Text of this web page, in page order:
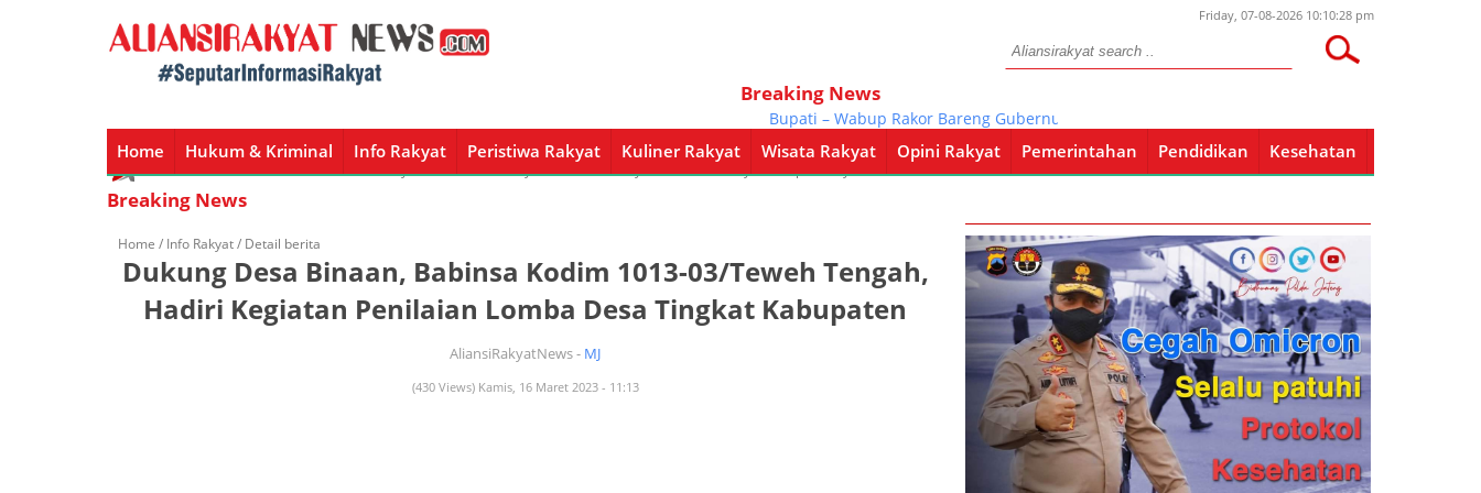
Friday, 07-08-2026 10:10:28 pm
Breaking News
Bupati – Wabup Rakor Bareng Gubernur Bahas Penanganan Covid-19
Home Hukum & Kriminal Info Rakyat Peristiwa Rakyat Kuliner Rakyat Wisata Rakyat Opini Rakyat Pemerintahan Pendidikan Kesehatan
Home Hukum & Kriminal Info Rakyat Peristiwa Rakyat Kuliner Rakyat Wisata Rakyat Opini Rakyat Pemerintahan Pendidikan Kesehatan
Breaking News
Home / Info Rakyat/ Detail berita
Dukung Desa Binaan, Babinsa Kodim 1013-03/Teweh Tengah,
Hadiri Kegiatan Penilaian Lomba Desa Tingkat Kabupaten
AliansiRakyatNews - MJ
(430 Views) Kamis, 16 Maret 2023 - 11:13